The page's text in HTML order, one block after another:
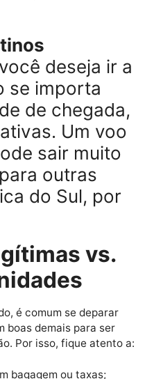
os
primeiro passo. Saber
eficientes é o que
tirar o máximo
buscas
pois isso
resultados.
melhor
de preço
margem para